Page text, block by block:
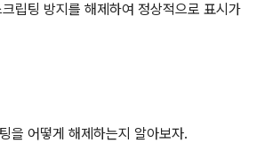
립팅 방지를 해제하여 정상적으로 표시가
을 어떻게 해제하는지 알아보자.